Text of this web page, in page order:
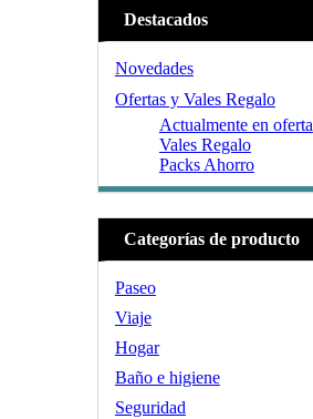
Destacados
Novedades
Ofertas y Vales Regalo
Actualmente en oferta
Vales Regalo
Packs Ahorro
Categorías de producto
Paseo
Viaje
Hogar
Baño e higiene
Seguridad